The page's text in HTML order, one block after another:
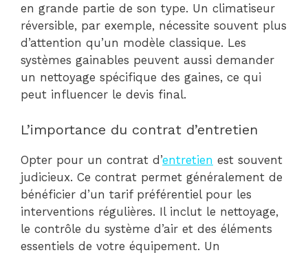
en grande partie de son type. Un climatiseur
réversible, par exemple, nécessite souvent plus
d’attention qu’un modèle classique. Les
systèmes gainables peuvent aussi demander
un nettoyage spécifique des gaines, ce qui
peut influencer le devis final.
L’importance du contrat d’entretien
Opter pour un contrat d’entretien est souvent
judicieux. Ce contrat permet généralement de
bénéficier d’un tarif préférentiel pour les
interventions régulières. Il inclut le nettoyage,
le contrôle du système d’air et des éléments
essentiels de votre équipement. Un